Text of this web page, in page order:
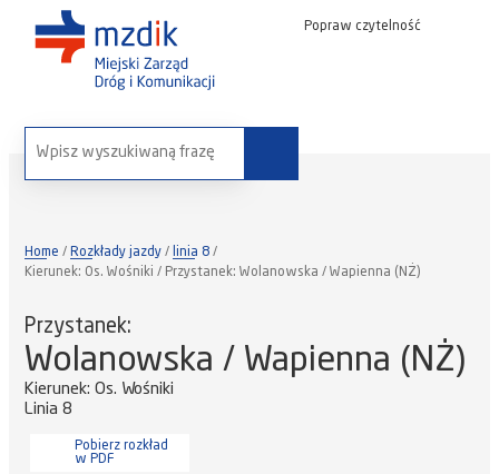
Popraw czytelność
wyszukaj na stronie:
Home Rozkłady jazdy
linia 8
Kierunek: Os. Wośniki / Przystanek: Wolanowska / Wapienna (NŻ)
Przystanek:
Wolanowska / Wapienna (NŻ)
Kierunek: Os. Wośniki
Linia 8
Pobierz rozkład
w PDF